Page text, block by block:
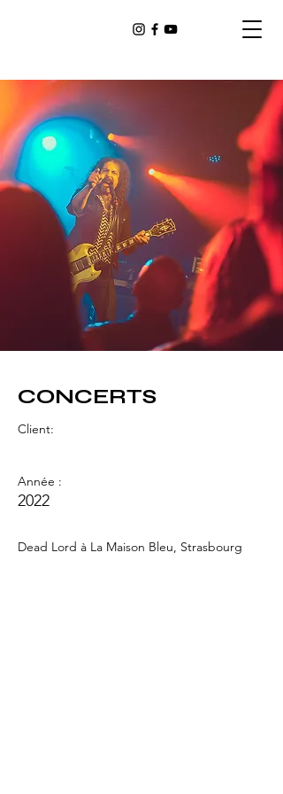
CONCERTS
Client:
Année :
2022
Dead Lord à La Maison Bleu, Strasbourg